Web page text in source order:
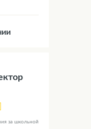
за школьной